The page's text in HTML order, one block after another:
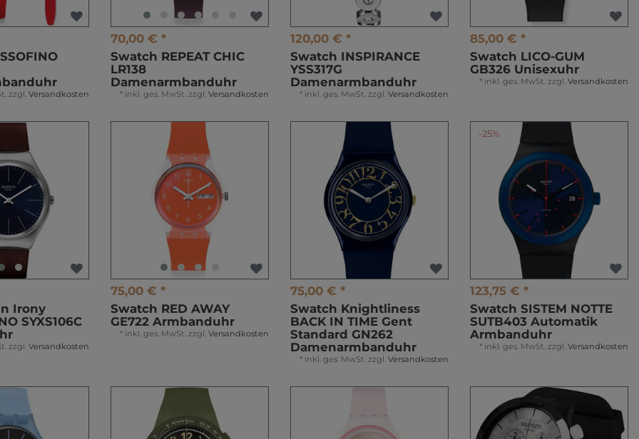
zzgl. Versandkosten
70,00 € *
Swatch REPEAT CHIC
LR138
Damenarmbanduhr
* inkl. ges. MwSt. zzgl. Versandkosten
120,00 € *
Swatch INSPIRANCE
YSS317G
Damenarmbanduhr
* inkl. ges. MwSt. zzgl. Versandkosten
85,00 € *
Swatch LICO-GUM
GB326 Unisexuhr
* inkl. ges. MwSt. zzgl. Versandkosten
Irony
SYXS106C
zzgl. Versandkosten
75,00 € *
Swatch RED AWAY
GE722 Armbanduhr
* inkl. ges. MwSt. zzgl. Versandkosten
75,00 € *
Swatch Knightliness
BACK IN TIME Gent
Standard GN262
Damenarmbanduhr
* inkl. ges. MwSt. zzgl. Versandkosten
-25%
123,75 € *
Swatch SISTEM NOTTE
SUTB403 Automatik
Armbanduhr
* inkl. ges. MwSt. zzgl. Versandkosten